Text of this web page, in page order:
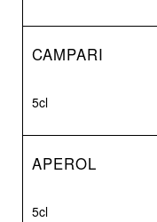
CAMPARI
5cl
APEROL
5cl